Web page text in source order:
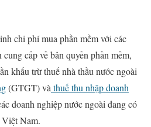
chi phí mua phần mềm với các
cấp về bản quyền phần mềm,
khấu trừ thuế nhà thầu nước ngoài
(GTGT) và thuế thu nhập doanh
doanh nghiệp nước ngoài đang có
Việt Nam.